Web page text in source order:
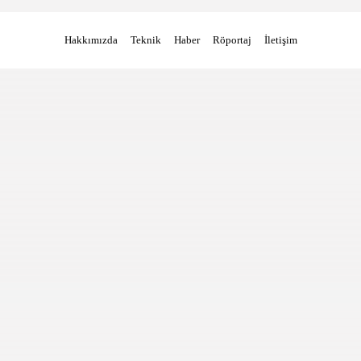
Hakkımızda Teknik Haber Röportaj İletişim